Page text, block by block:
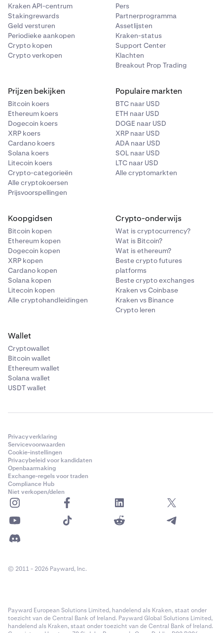
Kraken API-centrum
Stakingrewards
Geld versturen
Periodieke aankopen
Crypto kopen
Crypto verkopen
Pers
Partnerprogramma
Assetlijsten
Kraken-status
Support Center
Klachten
Breakout Prop Trading
Prijzen bekijken
Bitcoin koers
Ethereum koers
Dogecoin koers
XRP koers
Cardano koers
Solana koers
Litecoin koers
Crypto-categorieën
Alle cryptokoersen
Prijsvoorspellingen
Populaire markten
BTC naar USD
ETH naar USD
DOGE naar USD
XRP naar USD
ADA naar USD
SOL naar USD
LTC naar USD
Alle cryptomarkten
Koopgidsen
Bitcoin kopen
Ethereum kopen
Dogecoin kopen
XRP kopen
Cardano kopen
Solana kopen
Litecoin kopen
Alle cryptohandleidingen
Crypto-onderwijs
Wat is cryptocurrency?
Wat is Bitcoin?
Wat is ethereum?
Beste crypto futures
platforms
Beste crypto exchanges
Kraken vs Coinbase
Kraken vs Binance
Crypto leren
Wallet
Cryptowallet
Bitcoin wallet
Ethereum wallet
Solana wallet
USDT wallet
Privacyverklaring
Servicevoorwaarden
Cookie-instellingen
Privacybeleid voor kandidaten
Openbaarmaking
Exchange-regels voor traden
Compliance Hub
Niet verkopen/delen
© 2011 - 2026 Payward, Inc.
Payward European Solutions Limited, handelend als Kraken, staat onder
toezicht van de Central Bank of Ireland. Payward Global Solutions Limited,
handelend als Kraken, staat onder toezicht van de Central Bank of Ireland.